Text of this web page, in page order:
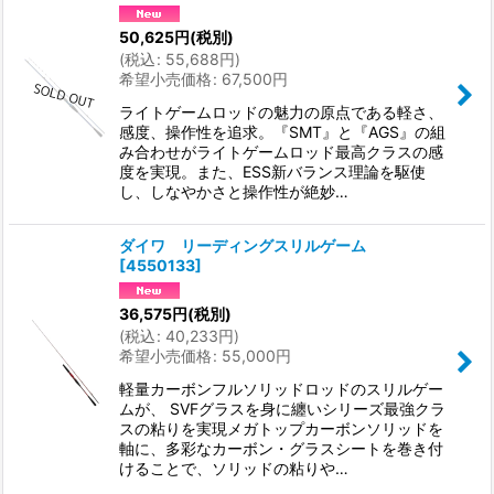
50,625円(税別)
(税込: 55,688円)
希望小売価格: 67,500円
ライトゲームロッドの魅力の原点である軽さ、
感度、操作性を追求。『SMT』と『AGS』の組
み合わせがライトゲームロッド最高クラスの感
度を実現。また、ESS新バランス理論を駆使
し、しなやかさと操作性が絶妙…
ダイワ リーディングスリルゲーム
[4550133]
36,575円(税別)
(税込: 40,233円)
希望小売価格: 55,000円
軽量カーボンフルソリッドロッドのスリルゲー
ムが、 SVFグラスを身に纏いシリーズ最強クラ
スの粘りを実現メガトップカーボンソリッドを
軸に、多彩なカーボン・グラスシートを巻き付
けることで、ソリッドの粘りや…